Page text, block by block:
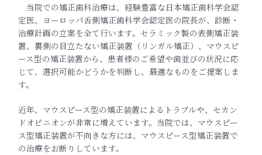
当院での矯正歯科治療は、経験豊富な日本矯正歯科学会認
定医、ヨーロッパ舌側矯正歯科学会認定医の院長が、診断・
治療計画の立案を全て行います。セラミック製の表側矯正装
置、裏側の目立たない矯正装置（リンガル矯正）、マウスピ
ース型の矯正装置から、患者様のご希望や歯並びの状況に応
じて、選択可能かどうかを判断し、最適なものをご提案しま
す。
近年、マウスピース型の矯正装置によるトラブルや、セカン
ドオピニオンが非常に増えています。当院では、マウスピー
ス型矯正装置が不向きな方には、マウスピース型矯正装置で
の治療をお断りしています。